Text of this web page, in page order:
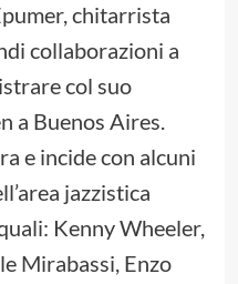
chitarrista
collaborazioni a
col suo
a Buenos Aires.
e incide con alcuni
jazzistica
Kenny Wheeler,
Mirabassi, Enzo